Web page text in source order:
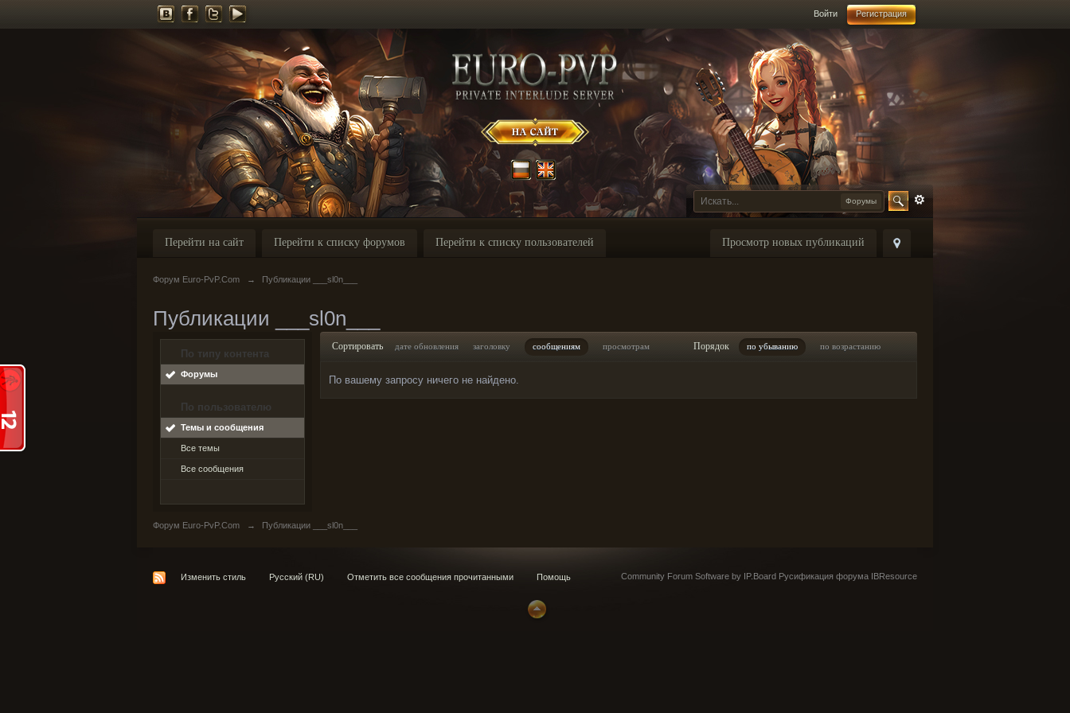
Войти Регистрация
Форумы
Просмотр новых публикаций
Перейти на сайт Перейти к списку форумов Перейти к списку пользователей
Форум Euro-PvP.Com → Публикации ___sl0n___
Публикации ___sl0n___
По типу контента
Форумы
По пользователю
Темы и сообщения
Все темы
Все сообщения
Сортировать дате обновления заголовку сообщениям просмотрам Порядок по убыванию по возрастанию
По вашему запросу ничего не найдено.
Форум Euro-PvP.Com → Публикации ___sl0n___
Изменить стиль Русский (RU) Отметить все сообщения прочитанными Помощь Community Forum Software by IP.Board Русификация форума IBResource